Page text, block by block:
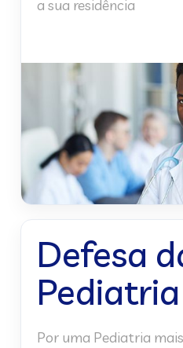
a sua residência
Defesa
Pediatria
Por uma Pediatria